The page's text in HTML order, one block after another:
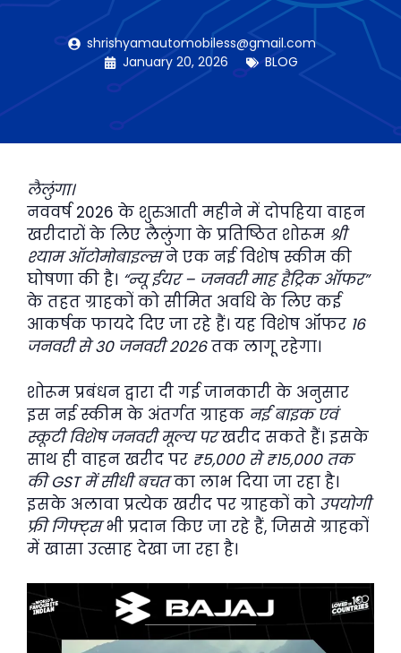
shrishyamautomobiless@gmail.com
January 20, 2026
BLOG
लैलुंगा।
नववर्ष 2026 के शुरुआती महीने में दोपहिया वाहन
खरीदारों के लिए लैलुंगा के प्रतिष्ठित शोरूम श्री
श्याम ऑटोमोबाइल्सने एक नई विशेष स्कीम की
घोषणा की है। “न्यू ईयर – जनवरी माह हैट्रिक ऑफर”
के तहत ग्राहकों को सीमित अवधि के लिए कई
आकर्षक फायदे दिए जा रहे हैं। यह विशेष ऑफर 16
जनवरी से 30 जनवरी 2026तक लागू रहेगा।
शोरूम प्रबंधन द्वारा दी गई जानकारी के अनुसार
इस नई स्कीम के अंतर्गत ग्राहक नई बाइक एवं
स्कूटी विशेष जनवरी मूल्य परखरीद सकते हैं। इसके
साथ ही वाहन खरीद पर ₹5,000 से ₹15,000 तक
की GST में सीधी बचतका लाभ दिया जा रहा है।
इसके अलावा प्रत्येक खरीद पर ग्राहकों को उपयोगी
फ्री गिफ्ट्सभी प्रदान किए जा रहे हैं, जिससे ग्राहकों
में खासा उत्साह देखा जा रहा है।